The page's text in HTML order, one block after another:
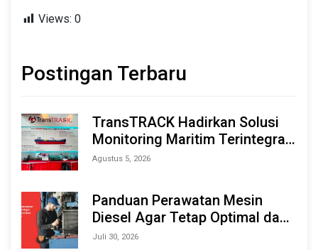
Views: 0
Postingan Terbaru
TransTRACK Hadirkan Solusi
Monitoring Maritim Terintegrasi
Berbasis AI & IoT di Indonesia
Agustus 5, 2026
Panduan Perawatan Mesin
Diesel Agar Tetap Optimal dan
Tahan Lama
Juli 30, 2026